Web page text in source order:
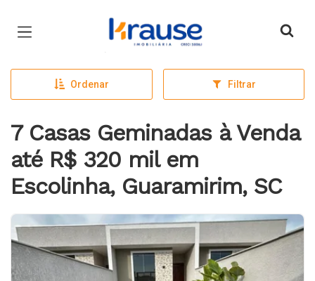
Página inicial
Ordenar Filtrar
7 Casas Geminadas à Venda
até R$ 320 mil em
Escolinha, Guaramirim, SC